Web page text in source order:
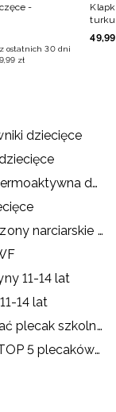
-
ostatnich 30 dni
,99 zł
49,99
dziecięce
Bielizna termoaktywna dziecięca
Kombinezony narciarskie dziecięce
11-14 lat
14 lat
Jak wybrać plecak szkolny?
Ranking TOP 5 plecaków szkolnych od 4F